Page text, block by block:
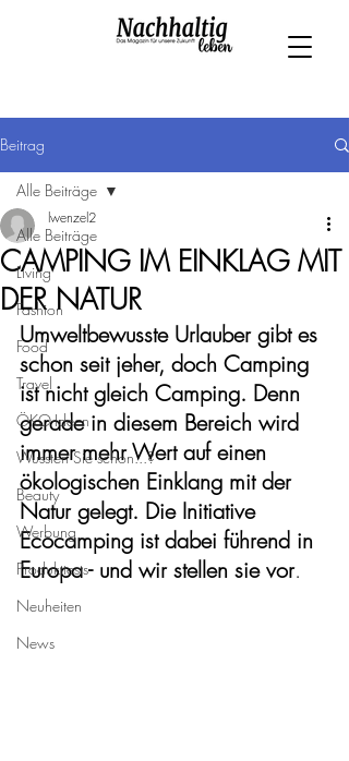
Beitrag
Alle Beiträge
Living
Fashion
Food
Travel
ÖKO-Ideen
Wussten Sie schon...?
Beauty
Werbung
Produkttests
Neuheiten
News
Alle Beiträge
CAMPING IM EINKLAG MIT
DER NATUR
lwenzel2
Umweltbewusste Urlauber gibt es
schon seit jeher, doch Camping
ist nicht gleich Camping. Denn
gerade in diesem Bereich wird
immer mehr Wert auf einen
ökologischen Einklang mit der
Natur gelegt. Die Initiative
Ecocamping ist dabei führend in
Europa - und wir stellen sie vor.